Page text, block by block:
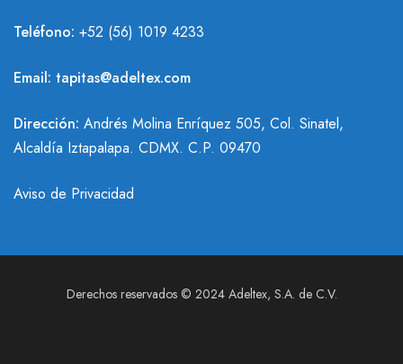
Teléfono: +52 (56) 1019 4233
Email: tapitas@adeltex.com
Dirección: Andrés Molina Enríquez 505, Col. Sinatel,
Alcaldía Iztapalapa. CDMX. C.P. 09470
Aviso de Privacidad
Derechos reservados © 2024 Adeltex, S.A. de C.V.